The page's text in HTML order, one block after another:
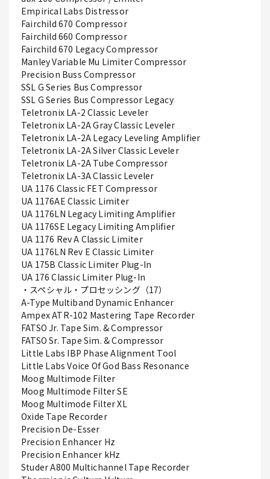
Empirical Labs Distressor
Fairchild 670 Compressor
Fairchild 660 Compressor
Fairchild 670 Legacy Compressor
Manley Variable Mu Limiter Compressor
Precision Buss Compressor
SSL G Series Bus Compressor
SSL G Series Bus Compressor Legacy
Teletronix LA-2 Classic Leveler
Teletronix LA-2A Gray Classic Leveler
Teletronix LA-2A Legacy Leveling Amplifier
Teletronix LA-2A Silver Classic Leveler
Teletronix LA-2A Tube Compressor
Teletronix LA-3A Classic Leveler
UA 1176 Classic FET Compressor
UA 1176AE Classic Limiter
UA 1176LN Legacy Limiting Amplifier
UA 1176SE Legacy Limiting Amplifier
UA 1176 Rev A Classic Limiter
UA 1176LN Rev E Classic Limiter
UA 175B Classic Limiter Plug-In
UA 176 Classic Limiter Plug-In
・スペシャル・プロセッシング（17）
A-Type Multiband Dynamic Enhancer
Ampex ATR-102 Mastering Tape Recorder
FATSO Jr. Tape Sim. & Compressor
FATSO Sr. Tape Sim. & Compressor
Little Labs IBP Phase Alignment Tool
Little Labs Voice Of God Bass Resonance
Moog Multimode Filter
Moog Multimode Filter SE
Moog Multimode Filter XL
Oxide Tape Recorder
Precision De-Esser
Precision Enhancer Hz
Precision Enhancer kHz
Studer A800 Multichannel Tape Recorder